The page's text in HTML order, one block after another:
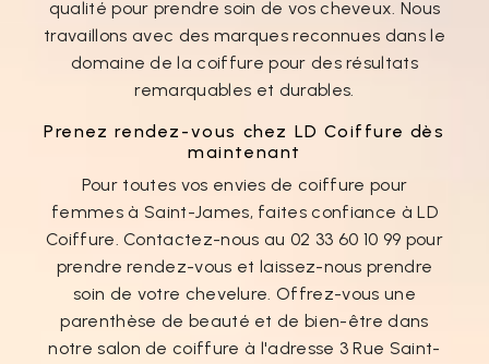
qualité pour prendre soin de vos cheveux. Nous
travaillons avec des marques reconnues dans le
domaine de la coiffure pour des résultats
remarquables et durables.
Prenez rendez-vous chez LD Coiffure dès
maintenant
Pour toutes vos envies de coiffure pour
femmes à Saint-James, faites confiance à LD
Coiffure. Contactez-nous au 02 33 60 10 99 pour
prendre rendez-vous et laissez-nous prendre
soin de votre chevelure. Offrez-vous une
parenthèse de beauté et de bien-être dans
notre salon de coiffure à l'adresse 3 Rue Saint-